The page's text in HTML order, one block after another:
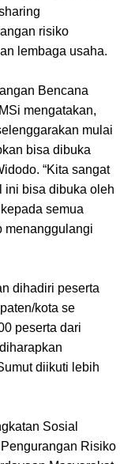
risiko
lembaga usaha.
Bencana
mengatakan,
mulai
bisa dibuka
“Kita sangat
ini bisa dibuka oleh
semua
menanggulangi
dihadiri peserta
kota se
peserta dari
diikuti lebih
Sosial
Risiko